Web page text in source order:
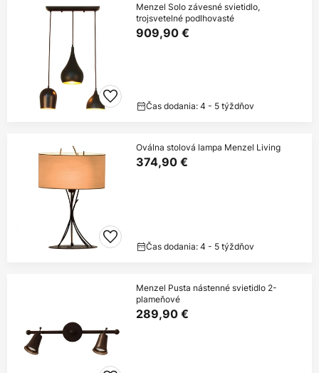
Menzel Solo závesné svietidlo,
trojsvetelné podlhovasté
909,90 €
Čas dodania: 4 - 5 týždňov
Oválna stolová lampa Menzel Living
374,90 €
Čas dodania: 4 - 5 týždňov
Menzel Pusta nástenné svietidlo 2-
plameňové
289,90 €